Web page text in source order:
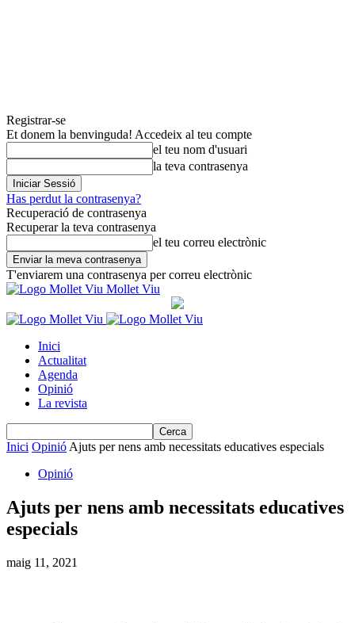
Registrar-se
Et donem la benvinguda! Accedeix al teu compte
el teu nom d'usuari
la teva contrasenya
Has perdut la contrasenya?
Recuperació de contrasenya
Recuperar la teva contrasenya
el teu correu electrònic
T'enviarem una contrasenya per correu electrònic
Mollet Viu
Inici
Actualitat
Agenda
Opinió
La revista
Inici Opinió Ajuts per nens amb necessitats educatives especials
Opinió
Ajuts per nens amb necessitats educatives
especials
maig 11, 2021